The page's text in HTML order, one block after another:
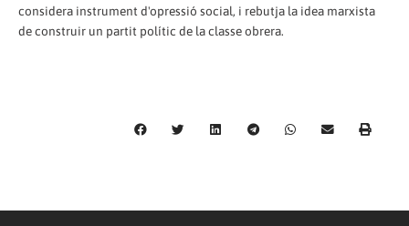
considera instrument d'opressió social, i rebutja la idea marxista
de construir un partit polític de la classe obrera.